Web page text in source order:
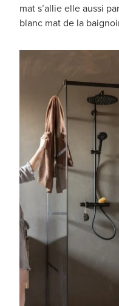
mat s’allie elle aussi
blanc mat de la